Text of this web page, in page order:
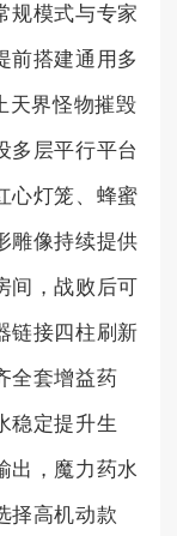
规模式与专家
前搭建通用多
天界怪物摧毁
多层平行平台
心灯笼、蜂蜜
雕像持续提供
间，战败后可
链接四柱刷新
全套增益药
稳定提升生
出，魔力药水
择高机动款